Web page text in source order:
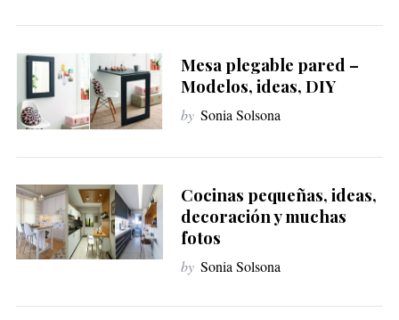
Mesa plegable pared –
Modelos, ideas, DIY
by Sonia Solsona
Cocinas pequeñas, ideas,
decoración y muchas
fotos
by Sonia Solsona
S